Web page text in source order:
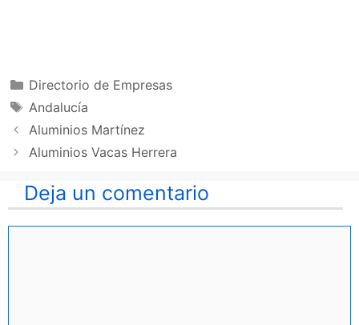
Categorías
Directorio de Empresas
Etiquetas
Andalucía
Aluminios Martínez
Aluminios Vacas Herrera
Deja un comentario